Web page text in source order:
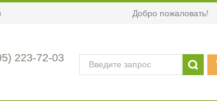
Добро пожаловать!
223-72-03